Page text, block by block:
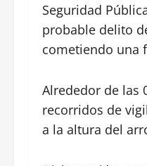
Seguridad
probable delito
cometiendo una
Alrededor de las
recorridos de
a la altura del